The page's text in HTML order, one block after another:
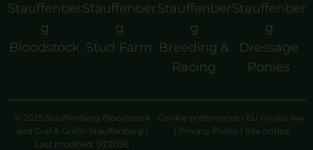
Stauffenber
g
Bloodstock
Stauffenber
g
Stud Farm
Stauffenber
g
Breeding &
Racing
Stauffenber
g
Dressage
Ponies
© 2025 Stauffenberg Bloodstock
and Graf & Gräfin Stauffenberg |
Last modified: 07.2026
Cookie preferences | EU cookie law
| Privacy Policy | Site notice